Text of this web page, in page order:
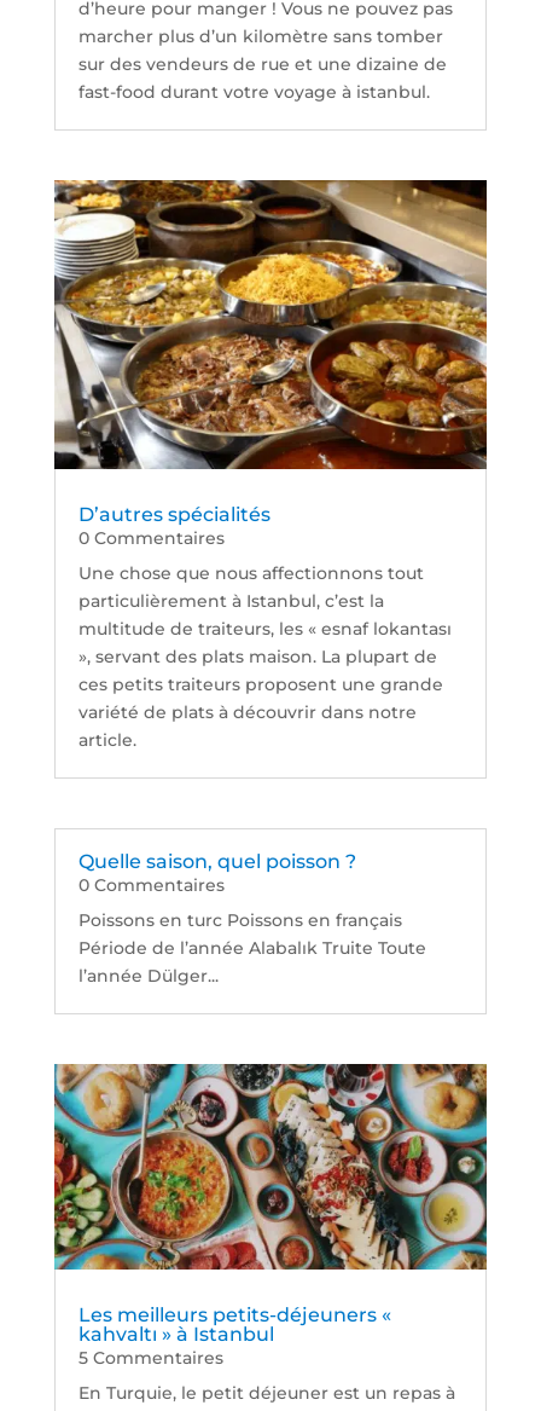
d’heure pour manger ! Vous ne pouvez pas
marcher plus d’un kilomètre sans tomber
sur des vendeurs de rue et une dizaine de
fast-food durant votre voyage à istanbul.
D’autres spécialités
0 Commentaires
Une chose que nous affectionnons tout
particulièrement à Istanbul, c’est la
multitude de traiteurs, les « esnaf lokantası
», servant des plats maison. La plupart de
ces petits traiteurs proposent une grande
variété de plats à découvrir dans notre
article.
Quelle saison, quel poisson ?
0 Commentaires
Poissons en turc Poissons en français
Période de l’année Alabalık Truite Toute
l’année Dülger...
Les meilleurs petits-déjeuners «
kahvaltı » à Istanbul
5 Commentaires
En Turquie, le petit déjeuner est un repas à